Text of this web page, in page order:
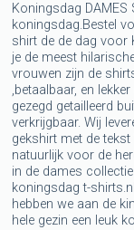
Koningsdag
koningsdag.Bestel
shirt de de dag voor
je de meest
vrouwen zijn de
,betaalbaar, en
gezegd getailleerd
verkrijgbaar. Wij
gekshirt met de
natuurlijk voor de
in de dames
koningsdag t-
hebben we aan de
hele gezin een leuk